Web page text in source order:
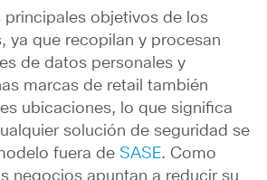
principales objetivos de los
ya que recopilan y procesan
de datos personales y
marcas de retail también
ubicaciones, lo que significa
solución de seguridad se
fuera de SASE. Como
negocios apuntan a reducir su